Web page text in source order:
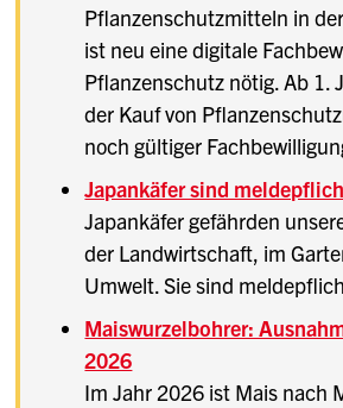
Pflanzenschutzmitteln in
ist neu eine digitale
Pflanzenschutz nötig. Ab 1.
der Kauf von
noch gültiger
Japankäfer sind
Japankäfer gefährden
der Landwirtschaft, im
Umwelt. Sie sind
Maiswurzelbohrer:
2026
Im Jahr 2026 ist Mais nach